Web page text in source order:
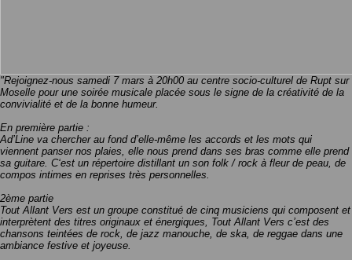
"Rejoignez-nous samedi 7 mars à 20h00 au centre socio-culturel de Rupt sur
Moselle pour une soirée musicale placée sous le signe de la créativité de la
convivialité et de la bonne humeur.
En première partie :
Ad’Line va chercher au fond d’elle-même les accords et les mots qui
viennent panser nos plaies, elle nous prend dans ses bras comme elle prend
sa guitare. C‘est un répertoire distillant un son folk / rock à fleur de peau, de
compos intimes en reprises très personnelles.
2ème partie
Tout Allant Vers est un groupe constitué de cinq musiciens qui composent et
interprètent des titres originaux et énergiques, Tout Allant Vers c’est des
chansons teintées de rock, de jazz manouche, de ska, de reggae dans une
ambiance festive et joyeuse.